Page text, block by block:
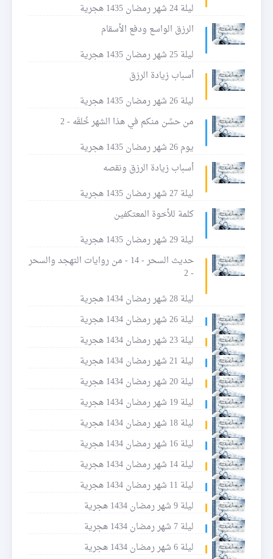
ليلة 24 شهر رمضان 1435 هجرية
الرزق الواسع ودفع الأسقام
ليلة 25 شهر رمضان 1435 هجرية
أسباب زيادة الرزق
ليلة 26 شهر رمضان 1435 هجرية
من حسًن منكم في هذا الشهر خُلقَه - 2
يوم 26 شهر رمضان 1435 هجرية
أسباب زيادة الرزق ونقصه
ليلة 27 شهر رمضان 1435 هجرية
كلمة للأخوة المعتكفين
ليلة 29 شهر رمضان 1435 هجرية
حديث السحر - 14 - من روايات التهجد والسحر
- 2
ليلة 28 شهر رمضان 1434 هجرية
ليلة 26 شهر رمضان 1434 هجرية
ليلة 23 شهر رمضان 1434 هجرية
ليلة 21 شهر رمضان 1434 هجرية
ليلة 20 شهر رمضان 1434 هجرية
ليلة 19 شهر رمضان 1434 هجرية
ليلة 18 شهر رمضان 1434 هجرية
ليلة 16 شهر رمضان 1434 هجرية
ليلة 14 شهر رمضان 1434 هجرية
ليلة 11 شهر رمضان 1434 هجرية
ليلة 9 شهر رمضان 1434 هجرية
ليلة 7 شهر رمضان 1434 هجرية
ليلة 6 شهر رمضان 1434 هجرية